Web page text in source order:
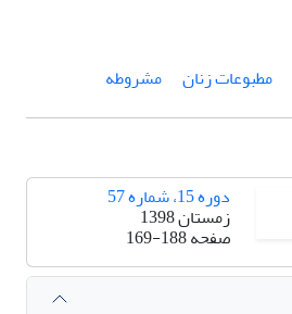
مطبوعات زنان مشروطه
دوره 15، شماره 57
زمستان 1398
صفحه169-188